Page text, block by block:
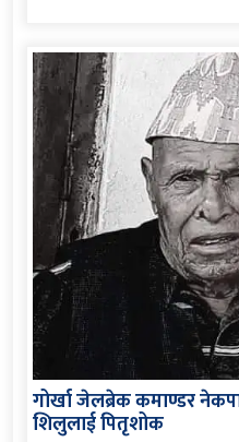
गोर्खा जेलब्रेक कमाण्डर
शिलुलाई पितृशोक